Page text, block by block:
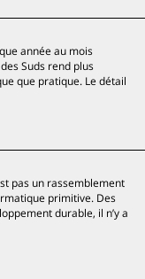
année au mois
Suds rend plus
que pratique. Le détail
pas un rassemblement
primitive. Des
durable, il n’y a